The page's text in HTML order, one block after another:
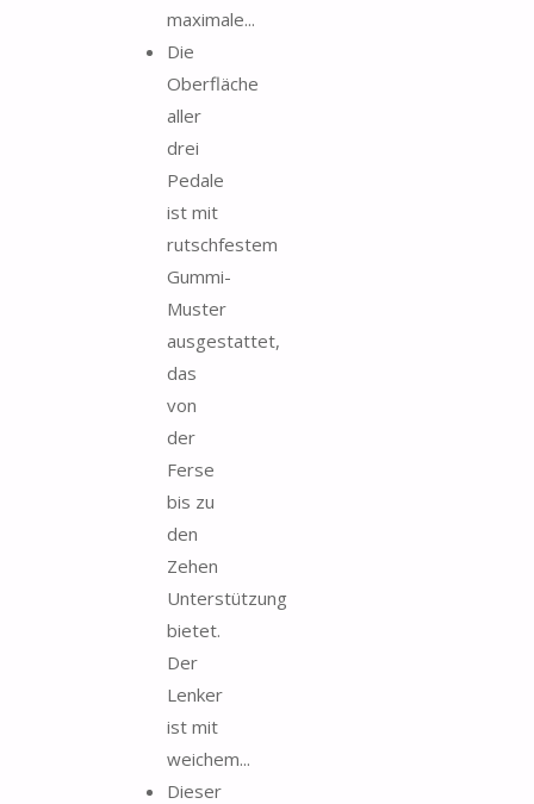
maximale...
Die
Oberfläche
aller
drei
Pedale
ist mit
rutschfestem
Gummi-
Muster
ausgestattet,
das
von
der
Ferse
bis zu
den
Zehen
Unterstützung
bietet.
Der
Lenker
ist mit
weichem...
Dieser